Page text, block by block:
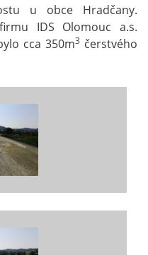
u obce Hradčany.
IDS Olomouc a.s.
cca 350m3 čerstvého